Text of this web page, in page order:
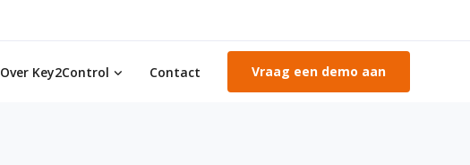
Over Key2Control Contact Vraag een demo aan